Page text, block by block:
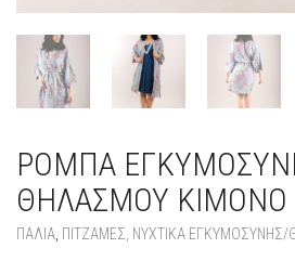
ΡΌΜΠΑ
ΘΗΛΑΣΜΟΥ KIMONO
ΠΑΛΙΆ ΠΙΤΖΆΜΕΣ, ΝΥΧΤΙΚΆ